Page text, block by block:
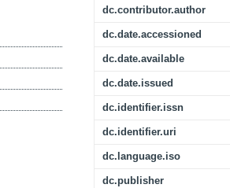
dc.contributor.author
dc.date.accessioned
dc.date.available
dc.date.issued
dc.identifier.issn
dc.identifier.uri
dc.language.iso
dc.publisher